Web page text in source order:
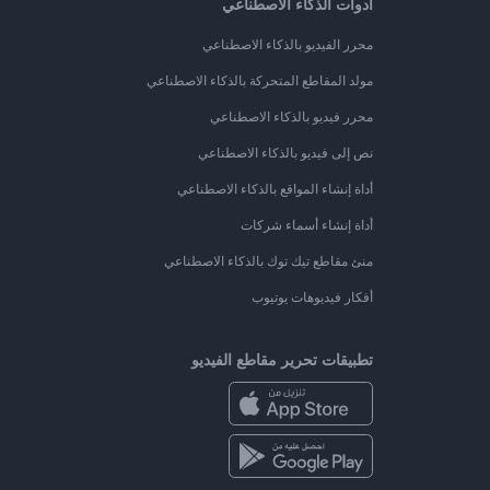
أدوات الذكاء الاصطناعي
محرر الفيديو بالذكاء الاصطناعي
مولد المقاطع المتحركة بالذكاء الاصطناعي
محرر فيديو بالذكاء الاصطناعي
نص إلى فيديو بالذكاء الاصطناعي
أداة إنشاء المواقع بالذكاء الاصطناعي
أداة إنشاء أسماء شركات
منئ مقاطع تيك توك بالذكاء الاصطناعي
أفكار فيديوهات يوتيوب
تطبيقات تحرير مقاطع الفيديو